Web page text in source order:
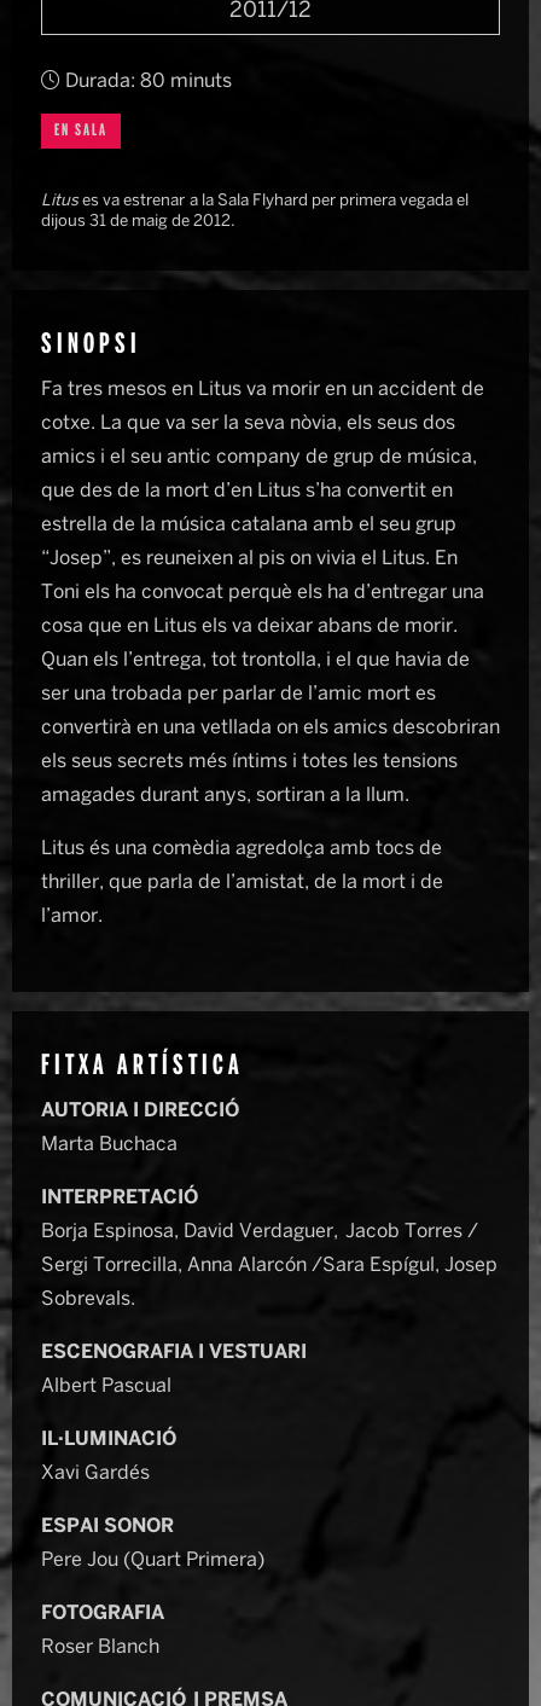
2011/12
Durada: 80 minuts
EN SALA
Lituses va estrenar a la Sala Flyhard per primera vegada el
dijous 31 de maig de 2012.
SINOPSI
Fa tres mesos en Litus va morir en un accident de
cotxe. La que va ser la seva nòvia, els seus dos
amics i el seu antic company de grup de música,
que des de la mort d’en Litus s’ha convertit en
estrella de la música catalana amb el seu grup
“Josep”, es reuneixen al pis on vivia el Litus. En
Toni els ha convocat perquè els ha d’entregar una
cosa que en Litus els va deixar abans de morir.
Quan els l’entrega, tot trontolla, i el que havia de
ser una trobada per parlar de l’amic mort es
convertirà en una vetllada on els amics descobriran
els seus secrets més íntims i totes les tensions
amagades durant anys, sortiran a la llum.
Litus és una comèdia agredolça amb tocs de
thriller, que parla de l’amistat, de la mort i de
l’amor.
FITXA ARTÍSTICA
AUTORIA I DIRECCIÓ
Marta Buchaca
INTERPRETACIÓ
Borja Espinosa, David Verdaguer, Jacob Torres /
Sergi Torrecilla, Anna Alarcón /Sara Espígul, Josep
Sobrevals.
ESCENOGRAFIA I VESTUARI
Albert Pascual
IL·LUMINACIÓ
Xavi Gardés
ESPAI SONOR
Pere Jou (Quart Primera)
FOTOGRAFIA
Roser Blanch
COMUNICACIÓ I PREMSA